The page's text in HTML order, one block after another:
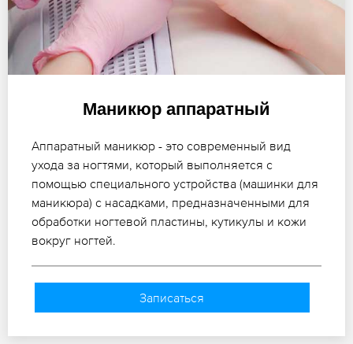
Маникюр аппаратный
Аппаратный маникюр - это современный вид
ухода за ногтями, который выполняется с
помощью специального устройства (машинки для
маникюра) с насадками, предназначенными для
обработки ногтевой пластины, кутикулы и кожи
вокруг ногтей.
Записаться